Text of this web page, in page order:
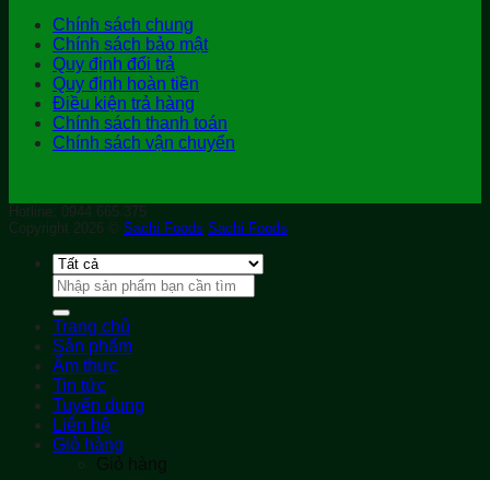
Chính sách chung
Chính sách bảo mật
Quy định đổi trả
Quy định hoàn tiền
Điều kiện trả hàng
Chính sách thanh toán
Chính sách vận chuyển
Hotline: 0944.665.375
Copyright 2026 © Sachi Foods Sachi Foods
Tìm
kiếm:
Trang chủ
Sản phẩm
Ẩm thực
Tin tức
Tuyển dụng
Liên hệ
Giỏ hàng
Giỏ hàng